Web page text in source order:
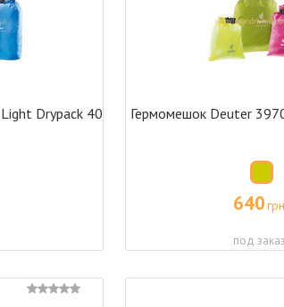
Drypack 40 Гермомешок Deuter
640грн
под заказ